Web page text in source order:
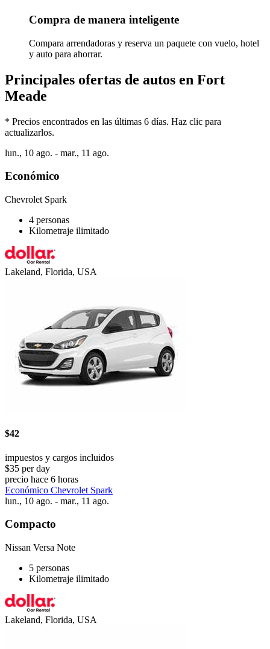
Compra de manera inteligente
Compara arrendadoras y reserva un paquete con vuelo, hotel
y auto para ahorrar.
Principales ofertas de autos en Fort
Meade
* Precios encontrados en las últimas 6 días. Haz clic para
actualizarlos.
lun., 10 ago. - mar., 11 ago.
Económico
Chevrolet Spark
4 personas
Kilometraje ilimitado
Lakeland, Florida, USA
$42
impuestos y cargos incluidos
$35 per day
precio hace 6 horas
Económico Chevrolet Spark
lun., 10 ago. - mar., 11 ago.
Compacto
Nissan Versa Note
5 personas
Kilometraje ilimitado
Lakeland, Florida, USA